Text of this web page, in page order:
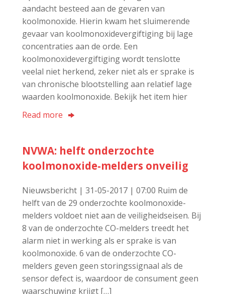
aandacht besteed aan de gevaren van
koolmonoxide. Hierin kwam het sluimerende
gevaar van koolmonoxidevergiftiging bij lage
concentraties aan de orde. Een
koolmonoxidevergiftiging wordt tenslotte
veelal niet herkend, zeker niet als er sprake is
van chronische blootstelling aan relatief lage
waarden koolmonoxide. Bekijk het item hier
Read more
NVWA: helft onderzochte
koolmonoxide-melders onveilig
Nieuwsbericht | 31-05-2017 | 07:00 Ruim de
helft van de 29 onderzochte koolmonoxide-
melders voldoet niet aan de veiligheidseisen. Bij
8 van de onderzochte CO-melders treedt het
alarm niet in werking als er sprake is van
koolmonoxide. 6 van de onderzochte CO-
melders geven geen storingssignaal als de
sensor defect is, waardoor de consument geen
waarschuwing krijgt […]